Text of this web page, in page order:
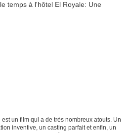
un film qui a de très nombreux atouts. Un
inventive, un casting parfait et enfin, un